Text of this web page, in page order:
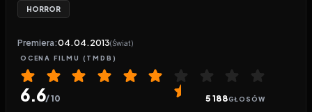
HORROR
Premiera:04.04.2013(Świat)
OCENA FILMU (TMDB)
6.6/ 10 5 188GŁOSÓW